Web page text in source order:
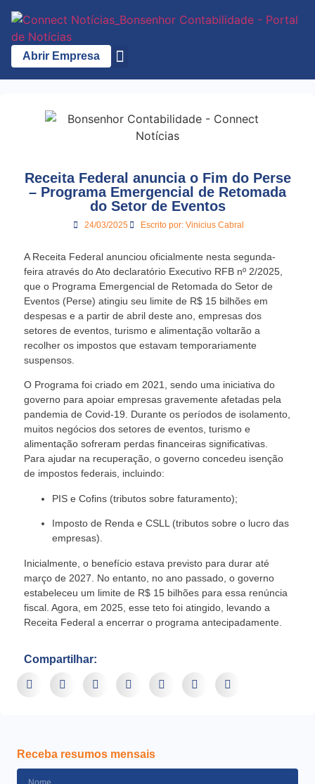
Abrir Empresa
Receita Federal anuncia o Fim do Perse
– Programa Emergencial de Retomada
do Setor de Eventos
24/03/2025 Escrito por:Vinicius Cabral
A Receita Federal anunciou oficialmente nesta segunda-
feira através do Ato declaratório Executivo RFB nº 2/2025,
que o Programa Emergencial de Retomada do Setor de
Eventos (Perse) atingiu seu limite de R$ 15 bilhões em
despesas e a partir de abril deste ano, empresas dos
setores de eventos, turismo e alimentação voltarão a
recolher os impostos que estavam temporariamente
suspensos.
O Programa foi criado em 2021, sendo uma iniciativa do
governo para apoiar empresas gravemente afetadas pela
pandemia de Covid-19. Durante os períodos de isolamento,
muitos negócios dos setores de eventos, turismo e
alimentação sofreram perdas financeiras significativas.
Para ajudar na recuperação, o governo concedeu isenção
de impostos federais, incluindo:
PIS e Cofins (tributos sobre faturamento);
Imposto de Renda e CSLL (tributos sobre o lucro das
empresas).
Inicialmente, o benefício estava previsto para durar até
março de 2027. No entanto, no ano passado, o governo
estabeleceu um limite de R$ 15 bilhões para essa renúncia
fiscal. Agora, em 2025, esse teto foi atingido, levando a
Receita Federal a encerrar o programa antecipadamente.
Compartilhar:
Receba resumos mensais